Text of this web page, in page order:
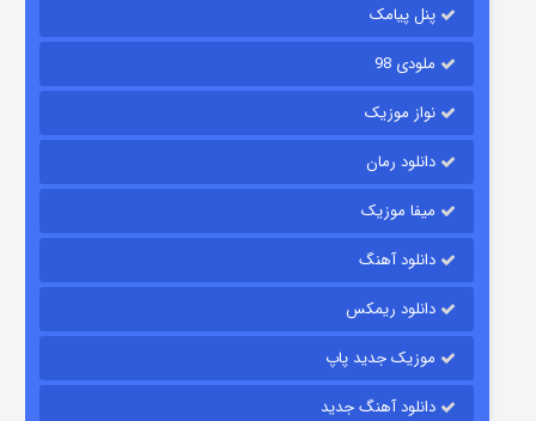
قسمت
پنل پیامک
ملودی 98
نواز موزیک
دانلود رمان
میفا موزیک
دانلود آهنگ
دانلود ریمکس
موزیک جدید پاپ
دانلود آهنگ جدید